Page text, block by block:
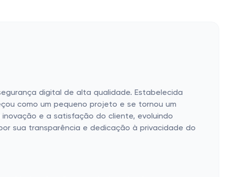
digital de alta qualidade. Estabelecida
como um pequeno projeto e se tornou um
e a satisfação do cliente, evoluindo
sua transparência e dedicação à privacidade do